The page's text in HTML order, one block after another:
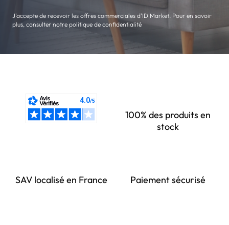
J'accepte de recevoir les offres commerciales d'ID Market. Pour en savoir
plus, consulter notre politique de confidentialité
100% des produits en
stock
SAV localisé en France Paiement sécurisé